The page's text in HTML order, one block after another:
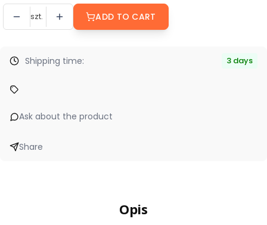
szt. ADD TO CART
Shipping time: 3 days
Ask about the product
Share
Opis